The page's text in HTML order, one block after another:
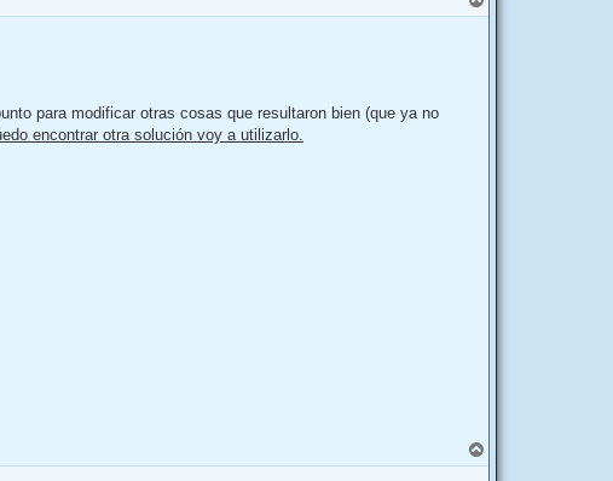
r
para modificar otras cosas que resultaron bien (que ya no
encontrar otra solución voy a utilizarlo.
r